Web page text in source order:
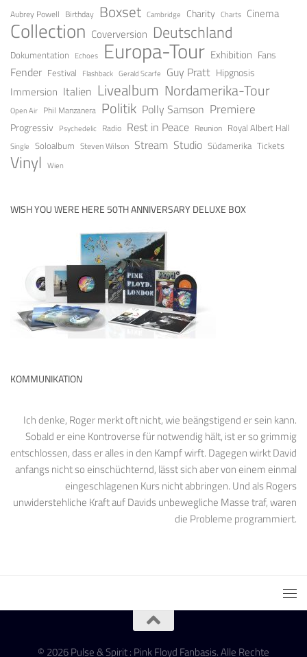
Aubrey Powell Birthday Boxset Cambridge Charity Charts Cinema
Collection Coverversion Deutschland
Dokumentation Echoes Europa-Tour Exhibition Fans
Fender Festival Flashback Gerald Scarfe Guy Pratt Hipgnosis
Immersion Italien Livealbum Nordamerika-Tour
Open Air Phil Manzanera Politik Polly Samson Premiere
Progressiv Psychedelic Radio Rest in Peace Reunion Royal Albert Hall
Single Soloalbum Steven Wilson Stream Studio Südamerika Tickets
Vinyl Wien
WISH YOU WERE HERE 50TH ANNIVERSARY DELUXE BOX
KOMMUNIKATION
Ich denke, Roger merkt oft nicht, wie beängstigend er sein kann.
Sobald er eine Kontroverse für notwendig hält, ist er so grimmig
entschlossen, dass er alles in den Kampf wirft. Dagegen wirkt David
anfangs nicht so einschüchternd, lässt sich aber von einem einmal
eingeschlagenen Kurs nicht abbringen. Und als Rogers
unwiderstehliche Kraft auf Davids unbewegliche Masse traf, waren
die Probleme programmiert.
© 2026 Pulse & Spirit : Pink Floyd Fanbasis. Alle Rechte